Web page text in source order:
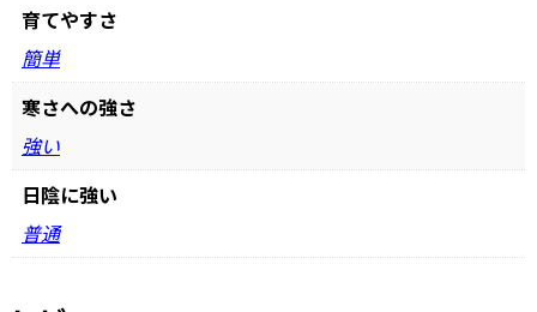
育てやすさ
簡単
寒さへの強さ
強い
日陰に強い
普通